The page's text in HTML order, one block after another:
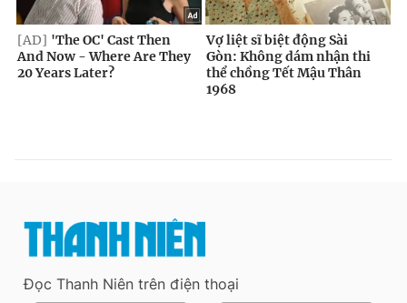
Đọc Thanh Niên trên điện thoại